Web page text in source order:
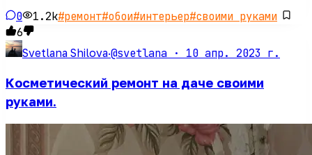
0 1.2k#ремонт#обои#интерьер#своими руками
6
Svetlana Shilova·@svetlana · 10 апр. 2023 г.
Косметический ремонт на даче своими
руками.